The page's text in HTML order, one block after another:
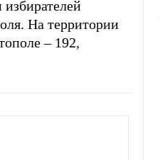
На территории
– 192,